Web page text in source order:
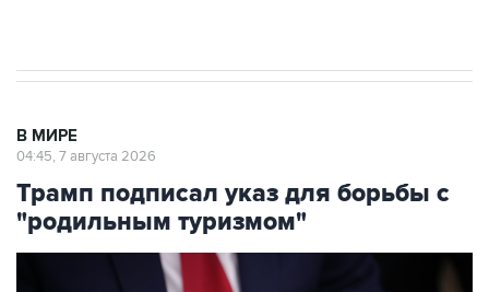
В МИРЕ
04:45, 7 августа 2026
Трамп подписал указ для борьбы с
"родильным туризмом"